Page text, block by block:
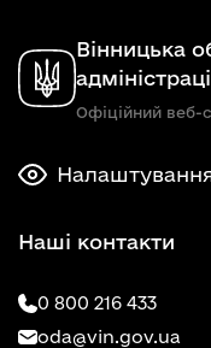
Вінницька
Офіційний веб-
Наші контакти
0 800 216 433
oda@vin.gov.ua